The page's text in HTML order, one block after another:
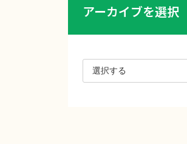
アーカイブを選択